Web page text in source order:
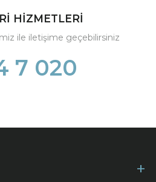
HİZMETLERİ
ile iletişime geçebilirsiniz
7 020